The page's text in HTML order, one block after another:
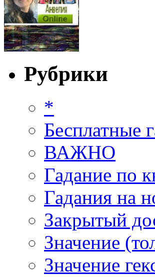
Рубрики
*
Бесплатные
ВАЖНО
Гадание по
Гадания на
Закрытый
Значение
Значение